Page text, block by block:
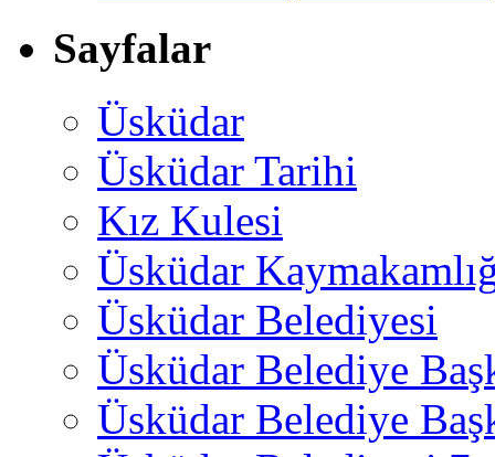
Sayfalar
Üsküdar
Üsküdar Tarihi
Kız Kulesi
Üsküdar
Üsküdar Belediyesi
Üsküdar Belediye
Üsküdar Belediye